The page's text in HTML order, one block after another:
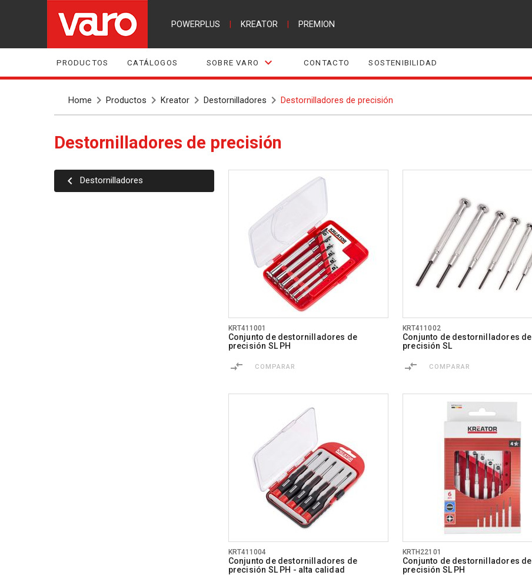
POWERPLUS KREATOR PREMION
PRODUCTOS CATÁLOGOS SOBRE VARO CONTACTO SOSTENIBILIDAD
Home Productos Kreator Destornilladores Destornilladores de precisión
Destornilladores de precisión
Destornilladores
KRT411001
Conjunto de destornilladores de
precisión SL PH
COMPARAR
KRT411002
Conjunto de destornilladores de
precisión SL
COMPARAR
KRT411004
Conjunto de destornilladores de
precisión SL PH - alta calidad
KRTH22101
Conjunto de destornilladores de
precisión SL PH